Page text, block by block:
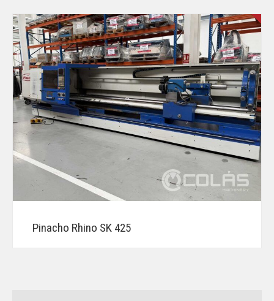
Pinacho Rhino SK 425